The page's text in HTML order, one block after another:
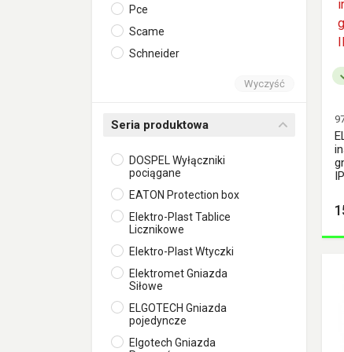
Pce
Scame
Schneider
Zamel
Wyczyść
Seria produktowa
DOSPEL Wyłączniki
pociągane
EATON Protection box
Elektro-Plast Tablice
Licznikowe
Elektro-Plast Wtyczki
Elektromet Gniazda
Siłowe
ELGOTECH Gniazda
pojedyncze
Elgotech Gniazda